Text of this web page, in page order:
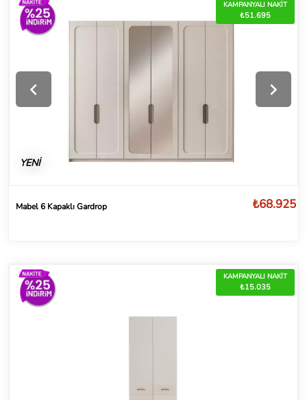
KAMPANYALI NAKİT
₺51.695
YENİ
Mabel 6 Kapaklı Gardrop ₺68.925
KAMPANYALI NAKİT
₺15.035